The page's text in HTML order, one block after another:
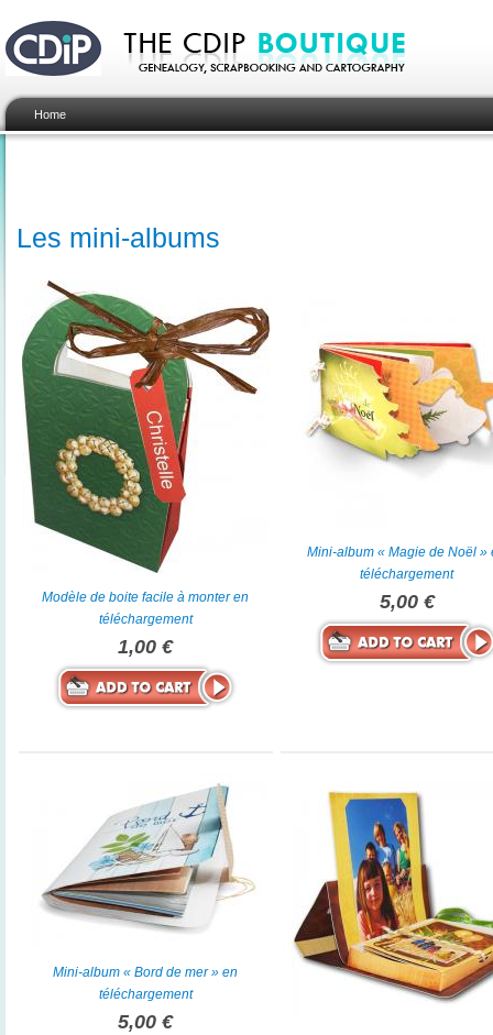
Home
Les mini-albums
Modèle de boite facile à monter en
téléchargement
1,00 €
Mini-album « Magie de Noël »
téléchargement
5,00 €
Mini-album « Bord de mer » en
téléchargement
5,00 €